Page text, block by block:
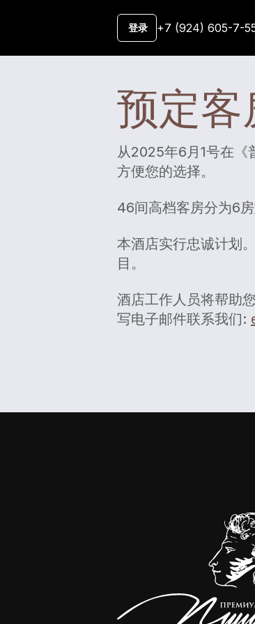
登录 +7 (924) 605-7-
预定客
从2025年6月1号在《
方便您的选择。
46间高档客房分为6
本酒店实行忠诚计划
目。
酒店工作人员将帮助
写电子邮件联系我们: